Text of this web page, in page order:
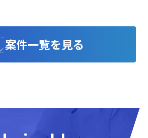
案件一覧を見る